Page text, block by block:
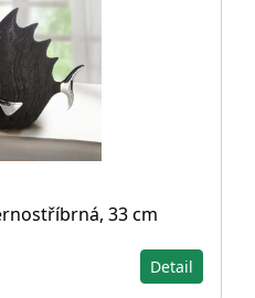
33 cm
Detail